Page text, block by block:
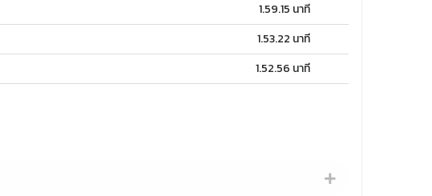
1.59.15 นาที
1.53.22 นาที
1.52.56 นาที